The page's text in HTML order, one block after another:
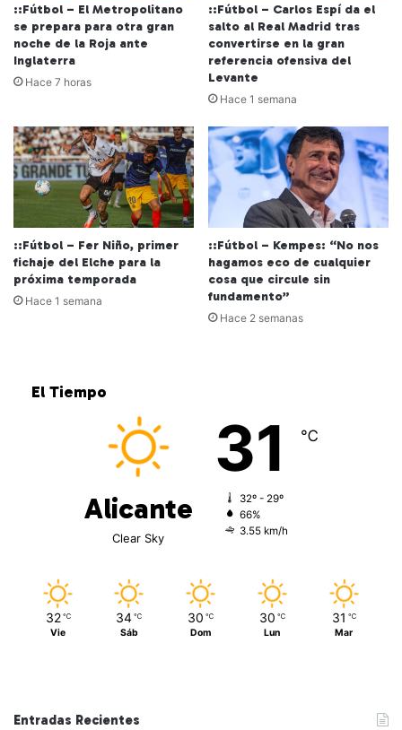
::Fútbol – El Metropolitano
se prepara para otra gran
noche de la Roja ante
Inglaterra
Hace 7 horas
::Fútbol – Carlos Espí da el
salto al Real Madrid tras
convertirse en la gran
referencia ofensiva del
Levante
Hace 1 semana
::Fútbol – Fer Niño, primer
fichaje del Elche para la
próxima temporada
Hace 1 semana
::Fútbol – Kempes: “No nos
hagamos eco de cualquier
cosa que circule sin
fundamento”
Hace 2 semanas
El Tiempo
Alicante
Clear Sky
31 ℃
32º - 29º
66%
3.55 km/h
32 ℃
Vie
34 ℃
Sáb
30 ℃
Dom
30 ℃
Lun
31 ℃
Mar
Entradas Recientes